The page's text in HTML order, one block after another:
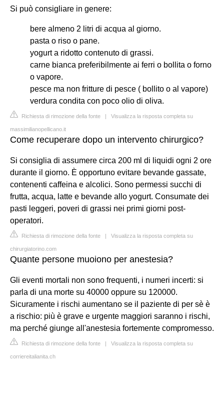
Si può consigliare in genere:
bere almeno 2 litri di acqua al giorno.
pasta o riso o pane.
yogurt a ridotto contenuto di grassi.
carne bianca preferibilmente ai ferri o bollita o forno
o vapore.
pesce ma non fritture di pesce ( bollito o al vapore)
verdura condita con poco olio di oliva.
Richiesta di rimozione della fonte | Visualizza la risposta completa su
massimilianopellicano.it
Come recuperare dopo un intervento chirurgico?
Si consiglia di assumere circa 200 ml di liquidi ogni 2 ore
durante il giorno. È opportuno evitare bevande gassate,
contenenti caffeina e alcolici. Sono permessi succhi di
frutta, acqua, latte e bevande allo yogurt. Consumate dei
pasti leggeri, poveri di grassi nei primi giorni post-
operatori.
Richiesta di rimozione della fonte | Visualizza la risposta completa su
chirurgiatorino.com
Quante persone muoiono per anestesia?
Gli eventi mortali non sono frequenti, i numeri incerti: si
parla di una morte su 40000 oppure su 120000.
Sicuramente i rischi aumentano se il paziente di per sè è
a rischio: più è grave e urgente maggiori saranno i rischi,
ma perché giunge all'anestesia fortemente compromesso.
Richiesta di rimozione della fonte | Visualizza la risposta completa su
corriereitalianita.ch